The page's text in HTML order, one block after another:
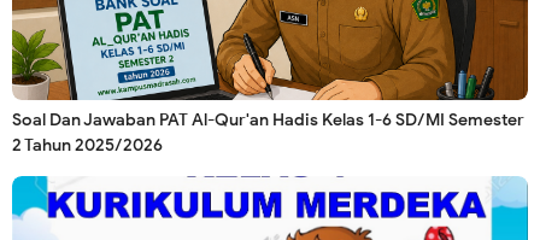
Soal Dan Jawaban PAT Al-Qur'an Hadis Kelas 1-6 SD/MI Semester
2 Tahun 2025/2026